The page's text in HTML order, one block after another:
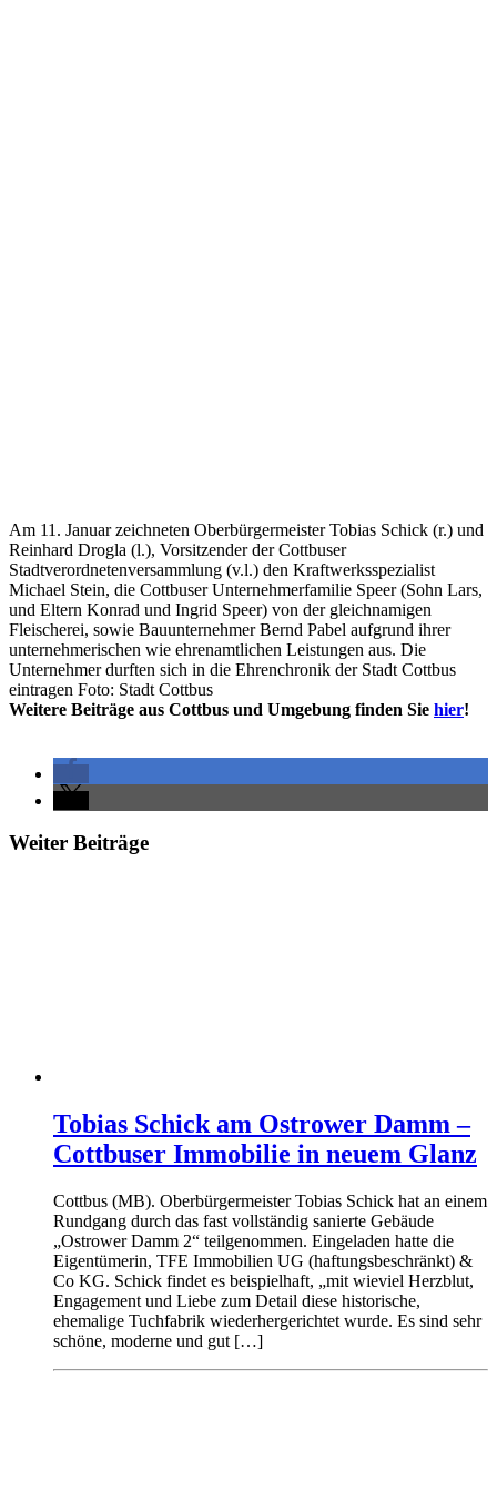
Am 11. Januar zeichneten Oberbürgermeister Tobias Schick (r.) und
Reinhard Drogla (l.), Vorsitzender der Cottbuser
Stadtverordnetenversammlung (v.l.) den Kraftwerksspezialist
Michael Stein, die Cottbuser Unternehmerfamilie Speer (Sohn Lars,
und Eltern Konrad und Ingrid Speer) von der gleichnamigen
Fleischerei, sowie Bauunternehmer Bernd Pabel aufgrund ihrer
unternehmerischen wie ehrenamtlichen Leistungen aus. Die
Unternehmer durften sich in die Ehrenchronik der Stadt Cottbus
eintragen Foto: Stadt Cottbus
Weitere Beiträge aus Cottbus und Umgebung finden Sie hier!
Weiter Beiträge
Tobias Schick am Ostrower Damm –
Cottbuser Immobilie in neuem Glanz
Cottbus (MB). Oberbürgermeister Tobias Schick hat an einem
Rundgang durch das fast vollständig sanierte Gebäude
„Ostrower Damm 2“ teilgenommen. Eingeladen hatte die
Eigentümerin, TFE Immobilien UG (haftungsbeschränkt) &
Co KG. Schick findet es beispielhaft, „mit wieviel Herzblut,
Engagement und Liebe zum Detail diese historische,
ehemalige Tuchfabrik wiederhergerichtet wurde. Es sind sehr
schöne, moderne und gut […]